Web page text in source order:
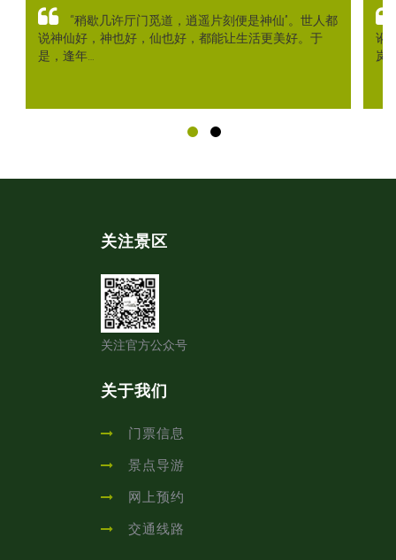
“稍歇几许厅门觅道，逍遥片刻便是神仙”。世人都
说神仙好，神也好，仙也好，都能让生活更美好。于
是，逢年…
讹
岚
关注景区
关注官方公众号
关于我们
门票信息
景点导游
网上预约
交通线路